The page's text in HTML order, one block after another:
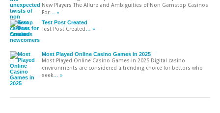
New Players The Allure and Ambiguities of Non Gamstop Casinos
For … »
Test Post Created
Test Post Created … »
Most Played Online Casino Games in 2025
Most Played Online Casino Games in 2025 Digital casino
environments are considered a trending choice for bettors who
seek … »